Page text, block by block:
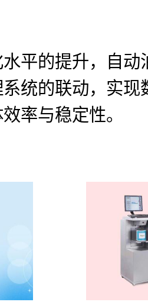
平的提升，自
统的联动，实
率与稳定性。